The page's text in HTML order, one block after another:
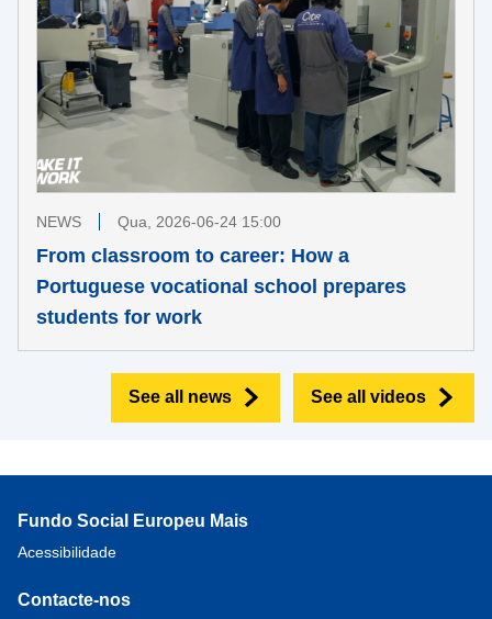
NEWS Qua, 2026-06-24 15:00
From classroom to career: How a
Portuguese vocational school prepares
students for work
See all videos
See all news
Fundo Social Europeu Mais
Acessibilidade
Contacte-nos